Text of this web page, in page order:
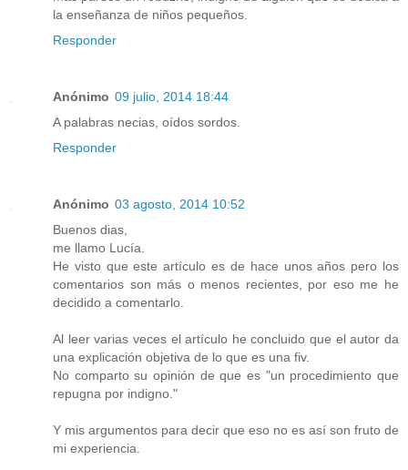
la enseñanza de niños pequeños.
Responder
Anónimo 09 julio, 2014 18:44
A palabras necias, oídos sordos.
Responder
Anónimo 03 agosto, 2014 10:52
Buenos dias,
me llamo Lucía.
He visto que este artículo es de hace unos años pero los
comentarios son más o menos recientes, por eso me he
decidido a comentarlo.
Al leer varias veces el artículo he concluido que el autor da
una explicación objetiva de lo que es una fiv.
No comparto su opinión de que es "un procedimiento que
repugna por indigno."
Y mis argumentos para decir que eso no es así son fruto de
mi experiencia.